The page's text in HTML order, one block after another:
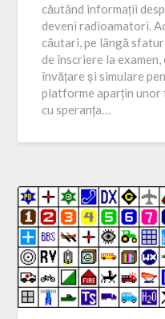
căutând informații
deveni radioamatori.
căutari, pe lângă
de înscriere la
învățare și simulare
platforme aparțin unor
cu speranța…